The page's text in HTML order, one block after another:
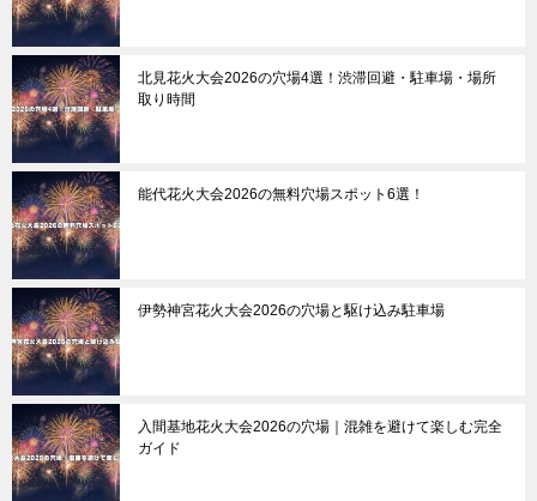
北見花火大会2026の穴場4選！渋滞回避・駐車場・場所
取り時間
能代花火大会2026の無料穴場スポット6選！
伊勢神宮花火大会2026の穴場と駆け込み駐車場
入間基地花火大会2026の穴場｜混雑を避けて楽しむ完全
ガイド